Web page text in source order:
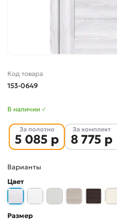
Код товара
153-0649
В наличии ✓
За полотно
5 085 р
За комплект
8 775 р
Варианты
Цвет
Размер